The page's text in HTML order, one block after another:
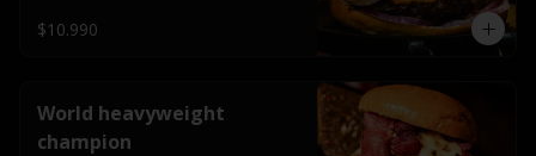
americanos todo esto bañado en la
mejor salsa jack daniels al mas puro
$10.990
World heavyweight
champion